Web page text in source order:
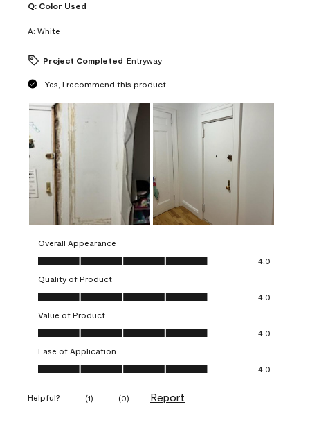
Q: Color Used
A: White
Project Completed Entryway
Yes, I recommend this product.
Overall Appearance
Overall Appearance, 4.0 out of 5
4.0
Quality of Product
Quality of Product, 4.0 out of 5
4.0
Value of Product
Value of Product, 4.0 out of 5
4.0
Ease of Application
Ease of Application, 4.0 out of 5
4.0
Helpful? (1) (0) Report